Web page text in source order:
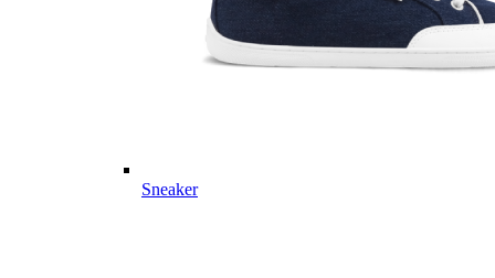
Sneaker